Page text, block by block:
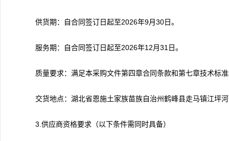
供货期：自合同签订日起至2026年9月30日。
服务期：自合同签订日起至2026年12月31日。
质量要求：满足本采购文件第四章合同条款和第七章技术标
交货地点：湖北省恩施土家族苗族自治州鹤峰县走马镇江坪
3.供应商资格要求（以下条件需同时具备）